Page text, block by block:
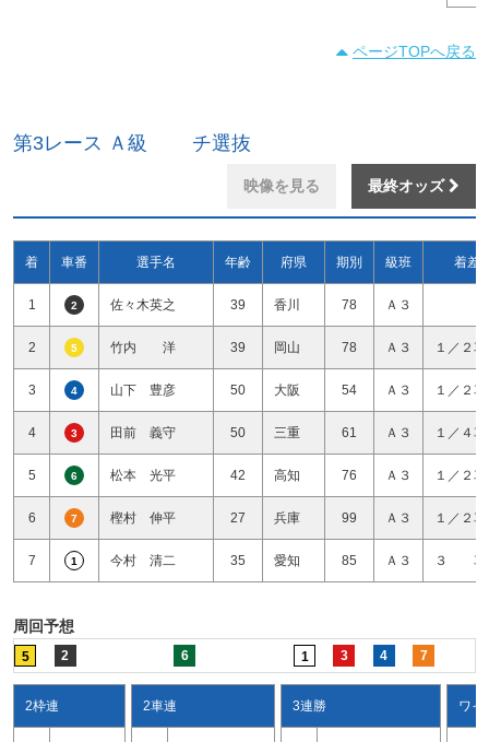
ページTOPへ戻る
第3レース Ａ級 チ選抜
映像を見る 最終オッズ
着 車番 選手名 年齢 府県 期別 級班 着差
1 2 佐々木英之 39 香川 78 Ａ３
2 5 竹内 洋 39 岡山 78 Ａ３ １／２
3 4 山下 豊彦 50 大阪 54 Ａ３ １／２
4 3 田前 義守 50 三重 61 Ａ３ １／４
5 6 松本 光平 42 高知 76 Ａ３ １／２
6 7 樫村 伸平 27 兵庫 99 Ａ３ １／２
7 1 今村 清二 35 愛知 85 Ａ３ ３ 車
周回予想
5 2 6 1 3 4 7
2枠連 2車連 3連勝 ワイ